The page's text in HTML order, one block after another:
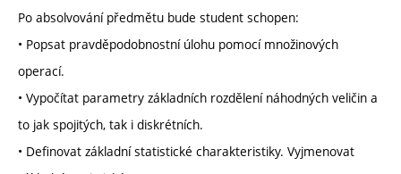
Po absolvování předmětu bude student schopen:
• Popsat pravděpodobnostní úlohu pomocí množinových
operací.
• Vypočítat parametry základních rozdělení náhodných veličin a
to jak spojitých, tak i diskrétních.
• Definovat základní statistické charakteristiky. Vyjmenovat